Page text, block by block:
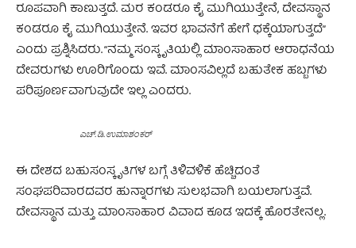
ರೂಪವಾಗಿ ಕಾಣುತ್ತದೆ. ಮರ ಕಂಡರೂ ಕೈ ಮುಗಿಯುತ್ತೇನೆ, ದೇವಸ್ಥಾನ
ಕಂಡರೂ ಕೈ ಮುಗಿಯುತ್ತೇನೆ. ಇವರ ಭಾವನೆಗೆ ಹೇಗೆ ಧಕ್ಕೆಯಾಗುತ್ತದೆ”
ಎಂದು ಪ್ರಶ್ನಿಸಿದರು. “ನಮ್ಮ ಸಂಸ್ಕೃತಿಯಲ್ಲಿ ಮಾಂಸಾಹಾರ ಆರಾಧನೆಯ
ದೇವರುಗಳು ಊರಿಗೊಂದು ಇವೆ. ಮಾಂಸವಿಲ್ಲದೆ ಬಹುತೇಕ ಹಬ್ಬಗಳು
ಪರಿಪೂರ್ಣವಾಗುವುದೇ ಇಲ್ಲ ಎಂದರು.
ಎಚ್.ಡಿ.ಉಮಾಶಂಕರ್
ಈ ದೇಶದ ಬಹುಸಂಸ್ಕೃತಿಗಳ ಬಗ್ಗೆ ತಿಳಿವಳಿಕೆ ಹೆಚ್ಚಿದಂತೆ
ಸಂಘಪರಿವಾರದವರ ಹುನ್ನಾರಗಳು ಸುಲಭವಾಗಿ ಬಯಲಾಗುತ್ತವೆ.
ದೇವಸ್ಥಾನ ಮತ್ತು ಮಾಂಸಾಹಾರ ವಿವಾದ ಕೂಡ ಇದಕ್ಕೆ ಹೊರತೇನಲ್ಲ.